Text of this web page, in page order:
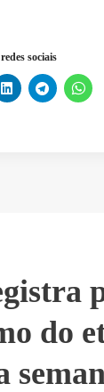
sociais
do